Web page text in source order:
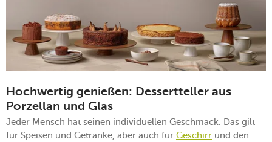
Hochwertig genießen: Dessertteller aus
Porzellan und Glas
Jeder Mensch hat seinen individuellen Geschmack. Das gilt
für Speisen und Getränke, aber auch für Geschirr und den